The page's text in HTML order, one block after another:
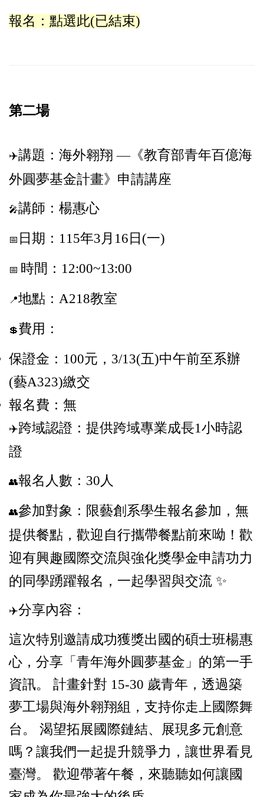
報名： 點選此(已結束)
第二場
✈️講題： 海外翱翔—《教育部青年百億海
外圓夢基金計畫》申請講座
🎤講師：楊惠心
📅 日期：115年3月16日(一)
📅 時間：12:00~13:00
📍地點：A218教室
💲費用：
保證金：100元，3/13(五)中午前至系辦
(藝A323)繳交
報名費：無
✈️跨域認證：提供跨域專業成長1小時認
證
👥報名人數：30人
👥參加對象：限藝創系學生報名參加，無
提供餐點，歡迎自行攜帶餐點前來呦！歡
迎有興趣國際交流與強化獎學金申請功力
的同學踴躍報名，一起學習與交流 ✨
✈️分享內容：
這次特別邀請成功獲獎出國的碩士班楊惠
心，分享「青年海外圓夢基金」的第一手
資訊。 計畫針對 15-30 歲青年，透過築
夢工場與海外翱翔組，支持你走上國際舞
台。 渴望拓展國際鏈結、展現多元創意
嗎？讓我們一起提升競爭力，讓世界看見
臺灣。 歡迎帶著午餐，來聽聽如何讓國